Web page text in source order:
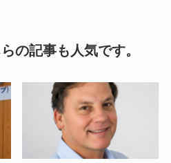
の記事も人気です。